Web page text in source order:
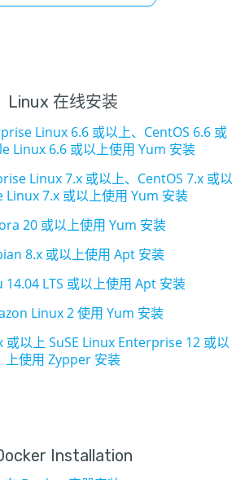
Linux 在线安装
Linux 6.6 或以上、CentOS 6.6 或
Linux 6.6 或以上使用 Yum 安装
Linux 7.x 或以上、CentOS 7.x 或以
Linux 7.x 或以上使用 Yum 安装
20 或以上使用 Yum 安装
8.x 或以上使用 Apt 安装
LTS 或以上使用 Apt 安装
Linux 2 使用 Yum 安装
或以上 SuSE Linux Enterprise 12 或以
上使用 Zypper 安装
Installation